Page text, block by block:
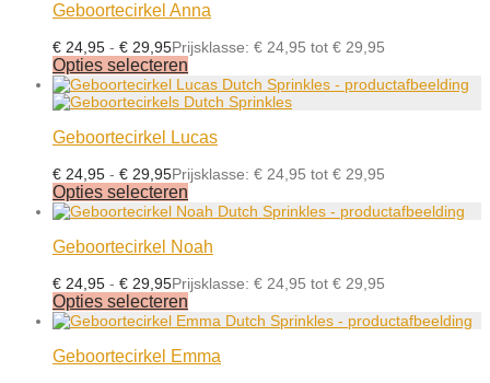
Geboortecirkel Anna
€ 24,95 - € 29,95Prijsklasse: € 24,95 tot € 29,95
Opties selecteren
Geboortecirkel Lucas
€ 24,95 - € 29,95Prijsklasse: € 24,95 tot € 29,95
Opties selecteren
Geboortecirkel Noah
€ 24,95 - € 29,95Prijsklasse: € 24,95 tot € 29,95
Opties selecteren
Geboortecirkel Emma